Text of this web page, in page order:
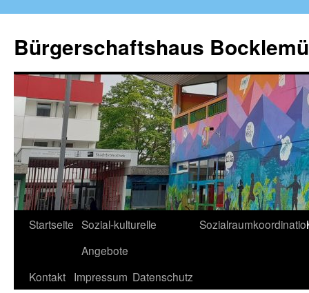
springen
Bürgerschaftshaus
Startseite Sozial-kulturelle
Angebote
Kontakt Impressum Datenschutz